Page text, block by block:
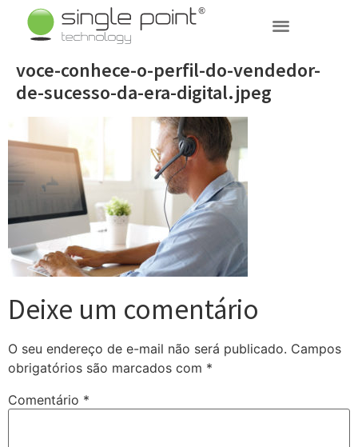
voce-conhece-o-perfil-do-vendedor-
de-sucesso-da-era-digital.jpeg
Deixe um comentário
O seu endereço de e-mail não será publicado. Campos
obrigatórios são marcados com *
Comentário *